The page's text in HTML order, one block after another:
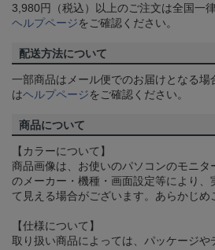
3,980円（税込）以上のご注文は全国一
ヘルプページをご確認ください。
配送方法について
一部商品はメール便でのお届けとなる場
はヘルプページをご確認ください。
商品について
【カラーについて】
商品画像は、お使いのパソコンのモニタ
のメーカー・機種・画面設定等により、
て見える場合がございます。あらかじめ
【仕様について】
取り扱い商品によっては、パッケージや